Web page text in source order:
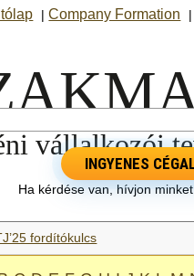
|Company Formation
INGYENES
Ha kérdése van, hívjon
fordítókulcs